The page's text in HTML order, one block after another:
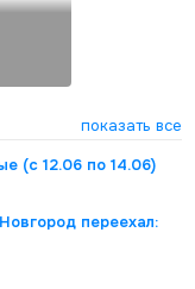
показать все
(с 12.06 по 14.06)
переехал: